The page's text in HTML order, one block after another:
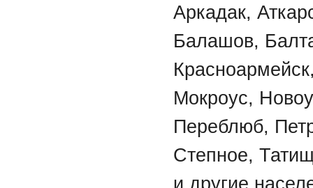
Аркадак,
Балашов,
Мокроус,
Переблюб,
Степное,
и другие